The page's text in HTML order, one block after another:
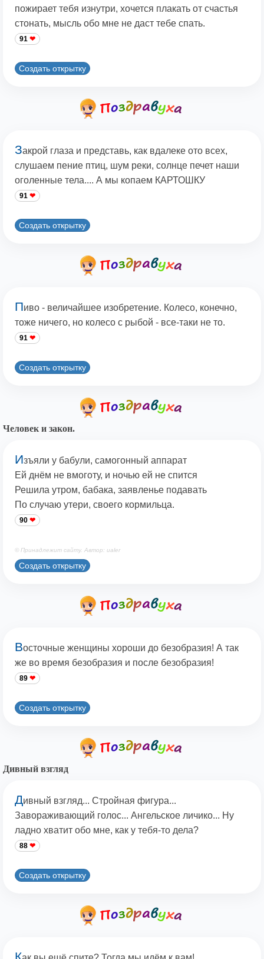
пожирает тебя изнутри, хочется плакать от счастья
стонать, мысль обо мне не даст тебе спать.
91
Создать открытку
Закрой глаза и представь, как вдалеке ото всех,
слушаем пение птиц, шум реки, солнце печет наши
оголенные тела.... А мы копаем КАРТОШКУ
91
Создать открытку
Пиво - величайшее изобретение. Колесо, конечно,
тоже ничего, но колесо с рыбой - все-таки не то.
91
Создать открытку
Человек и закон.
Изъяли у бабули, самогонный аппарат
Ей днём не вмоготу, и ночью ей не спится
Решила утром, бабака, заявленье подавать
По случаю утери, своего кормильца.
90
© Принадлежит сайту. Автор: ualer
Создать открытку
Восточные женщины хороши до безобразия! А так
же во время безобразия и после безобразия!
89
Создать открытку
Дивный взгляд
Дивный взгляд... Стройная фигура...
Завораживающий голос... Ангельское личико... Ну
ладно хватит обо мне, как у тебя-то дела?
88
Создать открытку